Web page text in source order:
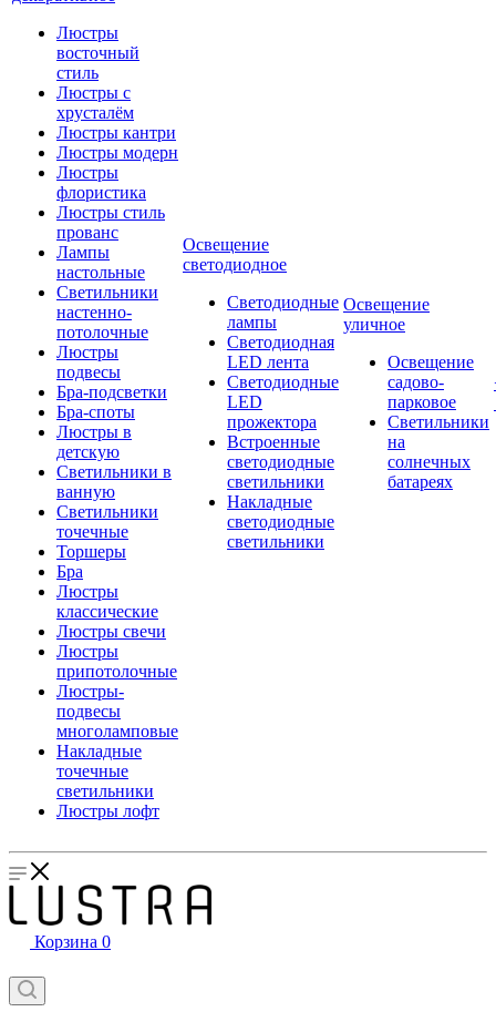
Люстры
восточный
стиль
Люстры с
хрусталём
Люстры кантри
Люстры модерн
Люстры
флористика
Люстры стиль
прованс
Лампы
настольные
Светильники
настенно-
потолочные
Люстры
подвесы
Бра-подсветки
Бра-споты
Люстры в
детскую
Светильники в
ванную
Светильники
точечные
Торшеры
Бра
Люстры
классические
Люстры свечи
Люстры
припотолочные
Люстры-
подвесы
многоламповые
Накладные
точечные
светильники
Люстры лофт
Освещение
светодиодное
Светодиодные
лампы
Светодиодная
LED лента
Светодиодные
LED
прожектора
Встроенные
светодиодные
светильники
Накладные
светодиодные
светильники
Освещение
уличное
Освещение
садово-
парковое
Светильники
на
солнечных
батареях
Корзина 0